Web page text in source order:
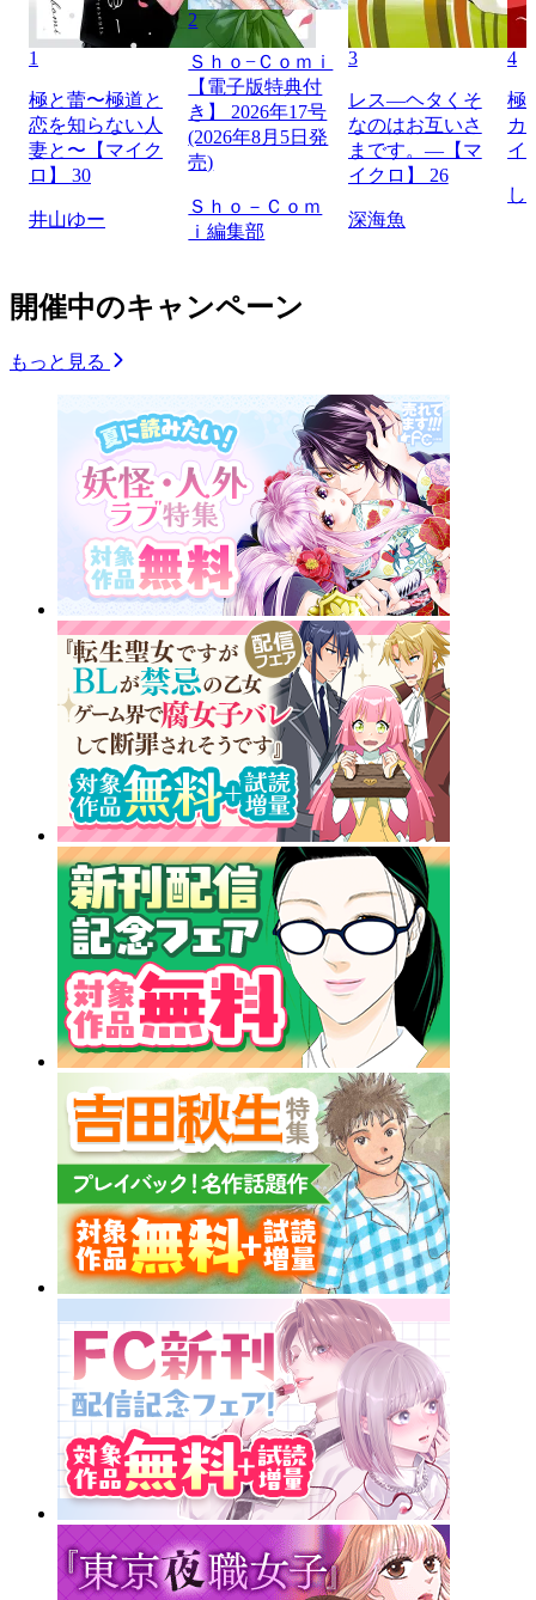
1
極と蕾〜極道と
恋を知らない人
妻と〜【マイク
ロ】 30
井山ゆー
2
Ｓｈｏ−Ｃｏｍｉ
【電子版特典付
き】 2026年17号
(2026年8月5日発
売)
Ｓｈｏ－Ｃｏｍ
ｉ編集部
3
レス―ヘタくそ
なのはお互いさ
まです。―【マ
イクロ】 26
深海魚
4
極
カ
イ
し
開催中のキャンペーン
もっと見る